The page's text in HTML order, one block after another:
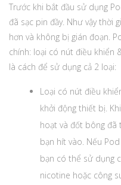
Trước khi bắt đầu sử dụng
đã sạc pin đầy. Như vậy thời
hơn và không bị gián đoạn.
chính: loại có nút điều khiển
là cách để sử dụng cả 2 loại:
Loại có nút điều
khởi động thiết bị.
hoạt và đốt bông đã
bạn hít vào. Nếu
bạn có thể sử dụng
nicotine hoặc công